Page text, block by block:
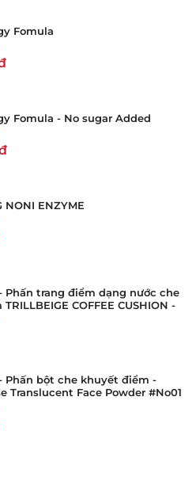
Fomula
Fomula - No sugar Added
NONI ENZYME
Phấn trang điểm dạng nước che
COFFEE CUSHION -
Phấn bột che khuyết điểm -
Translucent Face Powder #No01